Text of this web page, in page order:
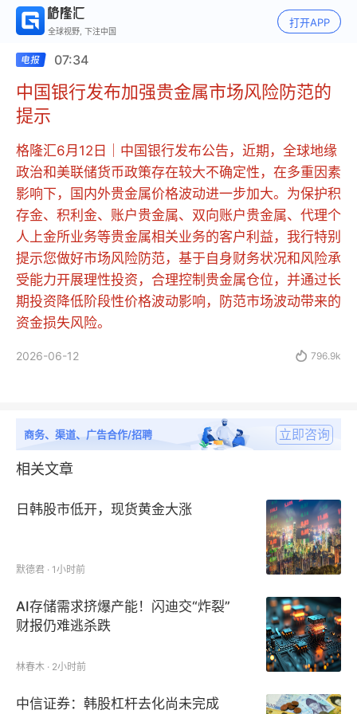
全球视野, 下注中国
打开APP
07:34
中国银行发布加强贵金属市场风险防范的
提示
格隆汇6月12日｜中国银行发布公告，近期，全球地缘
政治和美联储货币政策存在较大不确定性，在多重因素
影响下，国内外贵金属价格波动进一步加大。为保护积
存金、积利金、账户贵金属、双向账户贵金属、代理个
人上金所业务等贵金属相关业务的客户利益，我行特别
提示您做好市场风险防范，基于自身财务状况和风险承
受能力开展理性投资，合理控制贵金属仓位，并通过长
期投资降低阶段性价格波动影响，防范市场波动带来的
资金损失风险。
2026-06-12  796.9k
商务、渠道、广告合作/招聘 立即咨询
相关文章
日韩股市低开，现货黄金大涨
默德君 · 1小时前
AI存储需求挤爆产能！闪迪交“炸裂”
财报仍难逃杀跌
林春木 · 2小时前
中信证券：韩股杠杆去化尚未完成